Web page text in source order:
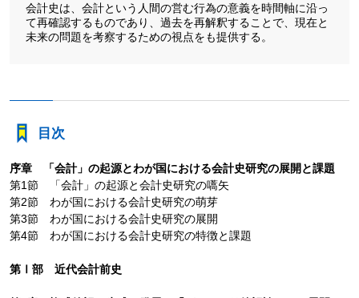
会計史は、会計という人間の営む行為の意義を時間軸に沿っ
て再確認するものであり、過去を再解釈することで、現在と
未来の問題を考察するための視点をも提供する。
目次
序章 「会計」の起源とわが国における会計史研究の展開と課題
第1節 「会計」の起源と会計史研究の嚆矢
第2節 わが国における会計史研究の萌芽
第3節 わが国における会計史研究の展開
第4節 わが国における会計史研究の特徴と課題
第Ⅰ部 近代会計前史